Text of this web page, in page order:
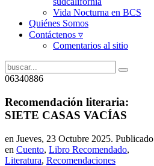
Vida Nocturna en BCS
Quiénes Somos
Contáctenos ▿
Comentarios al sitio
06340886
Recomendación literaria:
SIETE CASAS VACÍAS
en Jueves, 23 Octubre 2025. Publicado
en Cuento, Libro Recomendado,
Literatura, Recomendaciones